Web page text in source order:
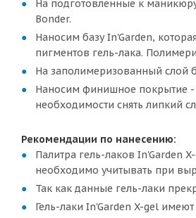
На подготовленные к
Bonder.
Наносим базу In'Garden,
пигментов гель-лака.
На заполимеризованный слой
Наносим финишное покрытие -
необходимости снять липкий
Рекомендации по нанесению:
Палитра гель-лаков In'Garden
необходимо учитывать при
Так как данные гель-лаки
Гель-лаки In'Garden X-gel